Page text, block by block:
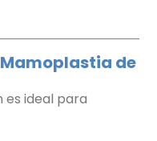
de
es ideal para